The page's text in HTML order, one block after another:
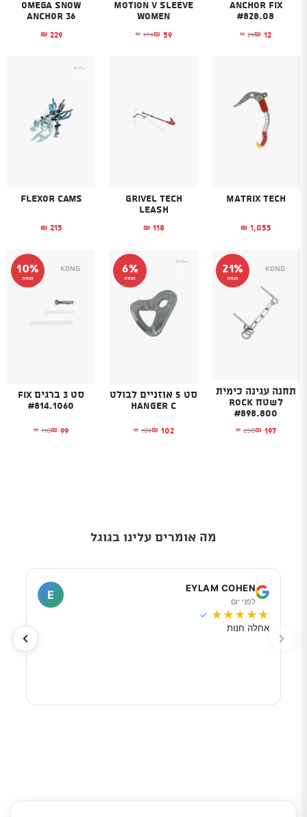
Anchor Fix
#828.08
₪ 29
המחיר המקורי היה: ₪29.₪ 12 המחיר הנוכחי הוא: ₪12.
Motion V Sleeve
Women
₪ 179
המחיר המקורי היה: ₪179.₪ 59 המחיר הנוכחי הוא: ₪59.
Omega Snow
Anchor 36
₪ 229
Matrix Tech
₪ 1,055
Grivel Tech
leash
₪ 118
Flexor cams
₪ 215
21%
הנחה
Kong
תחנה עגינה כימית
לשטח Rock
#898.800
₪ 250
המחיר המקורי היה: ₪250.₪ 197 המחיר הנוכחי הוא: ₪197.
6%
הנחה
סט 5 אוזניים לבולט
HANGER C
₪ 109
המחיר המקורי היה: ₪109.₪ 102 המחיר הנוכחי הוא: ₪102.
10%
הנחה
Kong
סט 3 ברגים Fix
#814.1060
₪ 110
המחיר המקורי₪ 99 המחיר הנוכחי
מה אומרים עלינו בגוגל
EYLAM COHEN
לפני יום
E
★
★
★
★
★
✓
אחלה חנות